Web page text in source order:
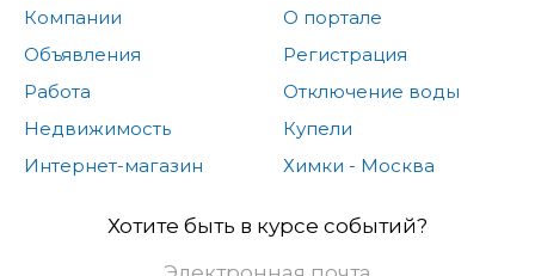
Компании
Объявления
Работа
Недвижимость
Интернет-магазин
О портале
Регистрация
Отключение воды
Купели
Химки - Москва
Хотите быть в курсе событий?